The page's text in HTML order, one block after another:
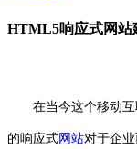
HTML5响应式网站
在当今这个移动互
的响应式网站对于企